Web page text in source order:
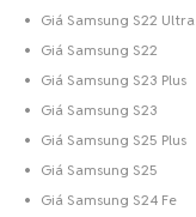
Giá Samsung S22 Ultra
Giá Samsung S22
Giá Samsung S23 Plus
Giá Samsung S23
Giá Samsung S25 Plus
Giá Samsung S25
Giá Samsung S24 Fe